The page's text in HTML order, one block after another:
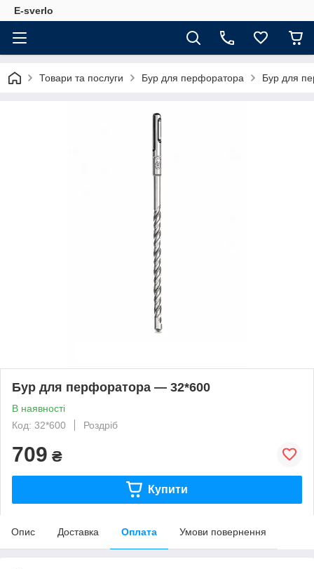
E-sverlo
Товари та послуги Бур для перфоратора Бур для
Бур для перфоратора — 32*600
В наявності
Код: 32*600
Роздріб
709 ₴
Купити
Опис Доставка Оплата Умови повернення